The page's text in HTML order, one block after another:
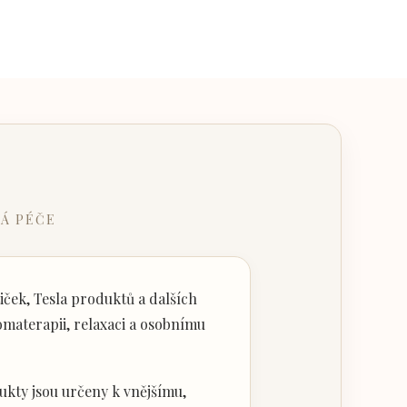
PÉČE
Tesla produktů a dalších
relaxaci a osobnímu
jsou určeny k vnějšímu,